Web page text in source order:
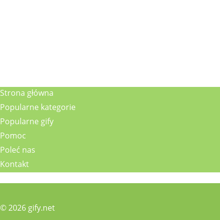
Strona główna
Popularne kategorie
Popularne gify
Pomoc
Poleć nas
Kontakt
© 2026 gify.net